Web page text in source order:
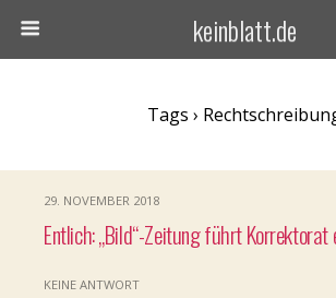
keinblatt.de
Tags ›
29. NOVEMBER 2018
Entlich: „Bild“-Zeitung führt Korrektorat
KEINE ANTWORT